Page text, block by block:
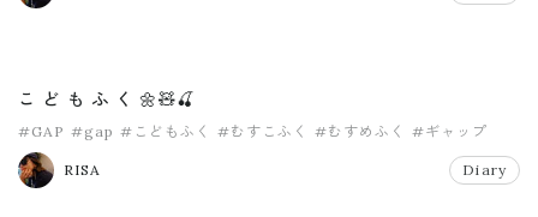
こ ど も ふ く 🌼🧸🍒
#GAP #gap #こどもふく #むすこふく #むすめふく #ギャップ
RISA Diary